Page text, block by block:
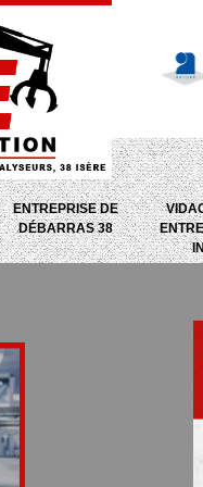
ENTREPRISE DE
DÉBARRAS 38
Entreprise